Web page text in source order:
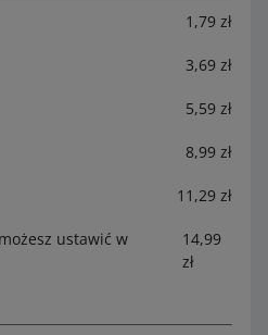
1,79 zł
3,69 zł
5,59 zł
8,99 zł
11,29 zł
ustawić w
14,99
zł